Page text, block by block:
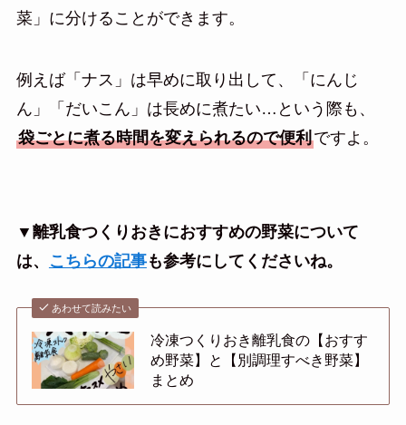
菜」に分けることができます。
例えば「ナス」は早めに取り出して、「にんじ
ん」「だいこん」は長めに煮たい…という際も、
袋ごとに煮る時間を変えられるので便利ですよ。
▼離乳食つくりおきにおすすめの野菜について
は、
こちらの記事も参考にしてくださいね。
あわせて読みたい
冷凍つくりおき離乳食の【おすす
め野菜】と【別調理すべき野菜】
まとめ